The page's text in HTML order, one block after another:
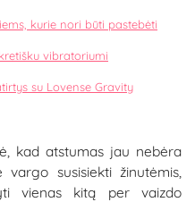
kurie nori būti pastebėti
vibratoriumi
su Lovense Gravity
kad atstumas jau nebėra
vargo susisiekti žinutėmis,
vienas kitą per vaizdo